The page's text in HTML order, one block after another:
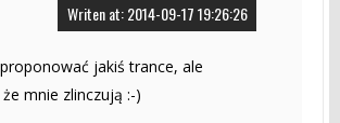
Writen at: 2014-09-17 19:26:26
jakiś trance, ale
mnie zlinczują :-)